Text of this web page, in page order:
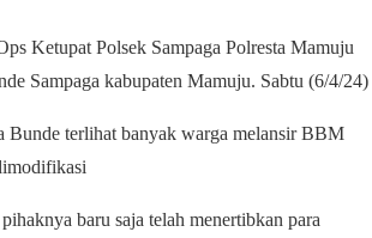
Ketupat Polsek Sampaga Polresta Mamuju
Sampaga kabupaten Mamuju. Sabtu (6/4/24)
Bunde terlihat banyak warga melansir BBM
baru saja telah menertibkan para